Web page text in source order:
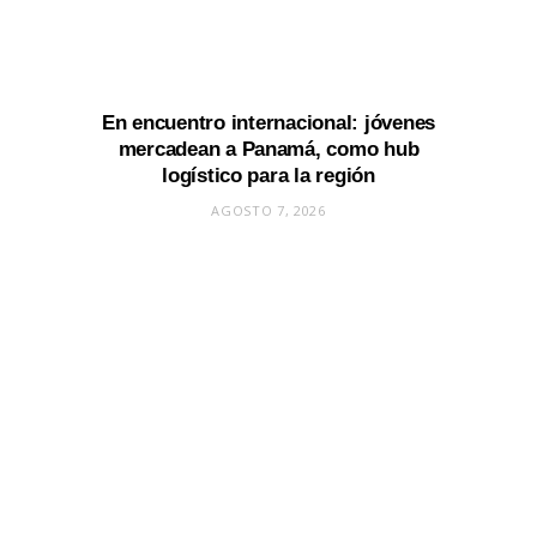
En encuentro internacional: jóvenes
mercadean a Panamá, como hub
logístico para la región
AGOSTO 7, 2026